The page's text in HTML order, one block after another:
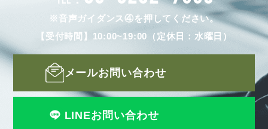
※音声ガイダンス④を押してください。
【受付時間】10:00~19:00（定休日：水曜日）
メールお問い合わせ
LINEお問い合わせ